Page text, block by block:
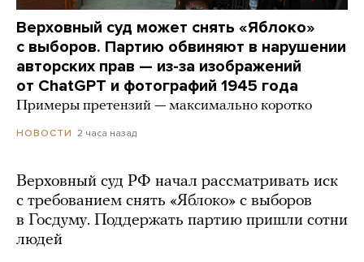
Верховный суд может снять «Яблоко»
с выборов. Партию обвиняют в нарушении
авторских прав — из-за изображений
от ChatGPT и фотографий 1945 года
Примеры претензий — максимально коротко
НОВОСТИ 2 часа назад
Верховный суд РФ начал рассматривать иск
с требованием снять «Яблоко» с выборов
в Госдуму. Поддержать партию пришли сотни
людей